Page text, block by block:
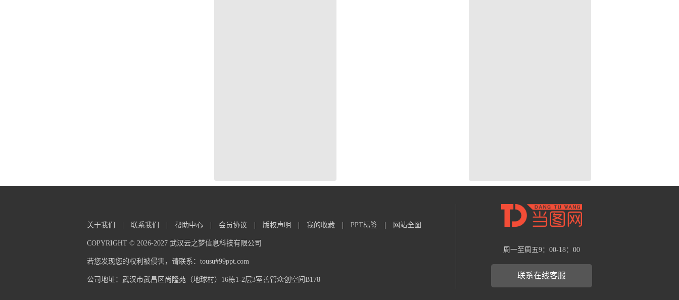
关于我们 联系我们 帮助中心 会员协议 版权声明 我的收藏 PPT标签 网站全图
COPYRIGHT © 2026-2027 武汉云之梦信息科技有限公司
若您发现您的权利被侵害，请联系：tousu#99ppt.com
公司地址：武汉市武昌区尚隆苑（地球村）16栋1-2层3室善管众创空间B178
周一至周五9：00-18：00
联系在线客服